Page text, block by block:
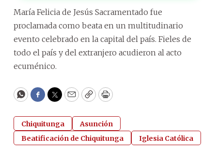
María Felicia de Jesús Sacramentado fue
proclamada como beata en un multitudinario
evento celebrado en la capital del país. Fieles de
todo el país y del extranjero acudieron al acto
ecuménico.
WhatsApp
Facebook
Twitter
EmailCopyPrint
Chiquitunga
Asunción
Beatificación de Chiquitunga
Iglesia Católica